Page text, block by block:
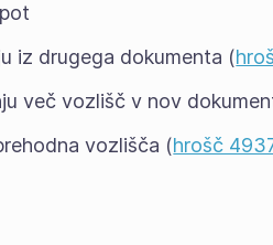
iz drugega dokumenta (
več vozlišč v nov
vozlišča (hrošč